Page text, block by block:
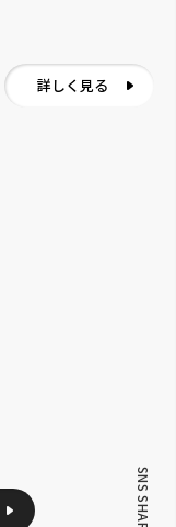
詳しく見る
SNS SHARE